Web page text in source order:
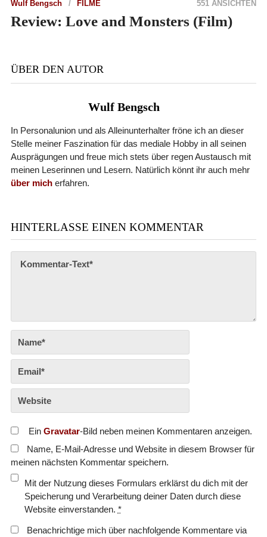
Wulf Bengsch FILME 551 ANSICHTEN
Review: Love and Monsters (Film)
ÜBER DEN AUTOR
Wulf Bengsch
In Personalunion und als Alleinunterhalter fröne ich an dieser
Stelle meiner Faszination für das mediale Hobby in all seinen
Ausprägungen und freue mich stets über regen Austausch mit
meinen Leserinnen und Lesern. Natürlich könnt ihr auch mehr
über micherfahren.
HINTERLASSE EINEN KOMMENTAR
Ein Gravatar-Bild neben meinen Kommentaren anzeigen.
Name, E-Mail-Adresse und Website in diesem Browser für
meinen nächsten Kommentar speichern.
Mit der Nutzung dieses Formulars erklärst du dich mit der
Speicherung und Verarbeitung deiner Daten durch diese
Website einverstanden. *
Benachrichtige mich über nachfolgende Kommentare via